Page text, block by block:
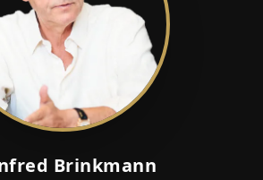
Brinkmann